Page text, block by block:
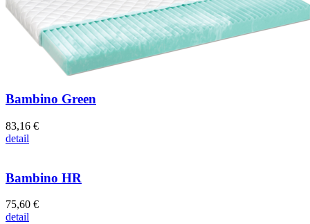
Bambino Green
83,16 €
detail
Bambino HR
75,60 €
detail